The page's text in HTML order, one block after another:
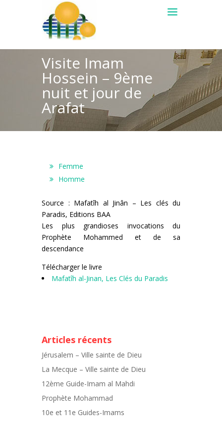
Visite Imam
Hossein – 9ème
nuit et jour de
Arafat
Femme
Homme
Source : Mafatîh al Jinân – Les clés du
Paradis, Editions BAA
Les plus grandioses invocations du
Prophète Mohammed et de sa
descendance
Télécharger le livre
Mafatîh al-Jinan, Les Clés du Paradis
Articles récents
Jérusalem – Ville sainte de Dieu
La Mecque – Ville sainte de Dieu
12ème Guide-Imam al Mahdi
Prophète Mohammad
10e et 11e Guides-Imams